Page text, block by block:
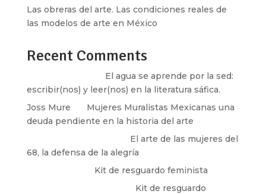
Las obreras del arte. Las condiciones reales de
las modelos de arte en México
Recent Comments
El agua se aprende por la sed:
escribir(nos) y leer(nos) en la literatura sáfica.
Joss Mure
Mujeres Muralistas Mexicanas una
deuda pendiente en la historia del arte
El arte de las mujeres del
68, la defensa de la alegría
Kit de resguardo feminista
Kit de resguardo